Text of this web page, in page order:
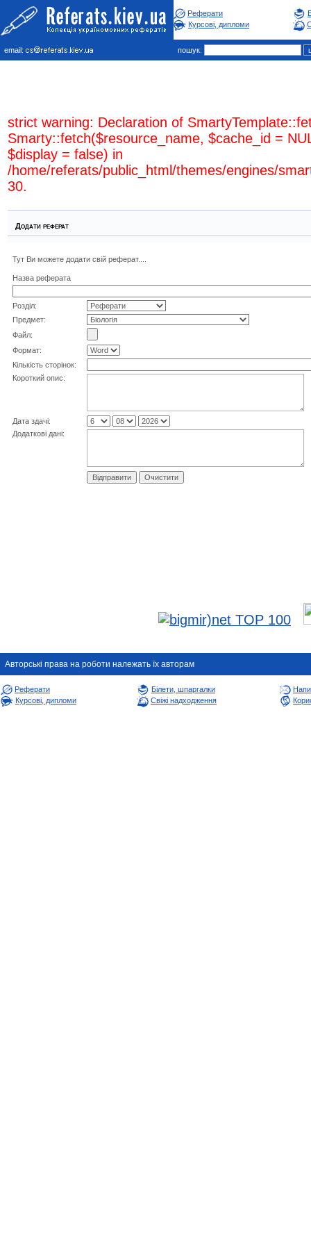
Реферати
Курсові, дипломи
email: пошук:
strict warning: Declaration of
Smarty::fetch($resource_name, $cache_id =
$display = false) in
/home/referats/public_html/themes/engines/
30.
Додати реферат
Тут Ви можете додати свій реферат....
Назва реферата
Розділ:
Предмет:
Файл:
Формат:
Кiлькiсть сторiнок:
Короткий опис:
Дата здачі:
Додаткові дані:
Авторськi права на роботи належать їх авторам
Реферати Білети, шпаргалки
Курсові, дипломи
Свіжі надходження